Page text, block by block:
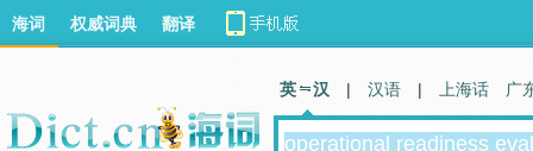
海词 权威词典 翻译
英 汉 | 汉语 | 上海话 广